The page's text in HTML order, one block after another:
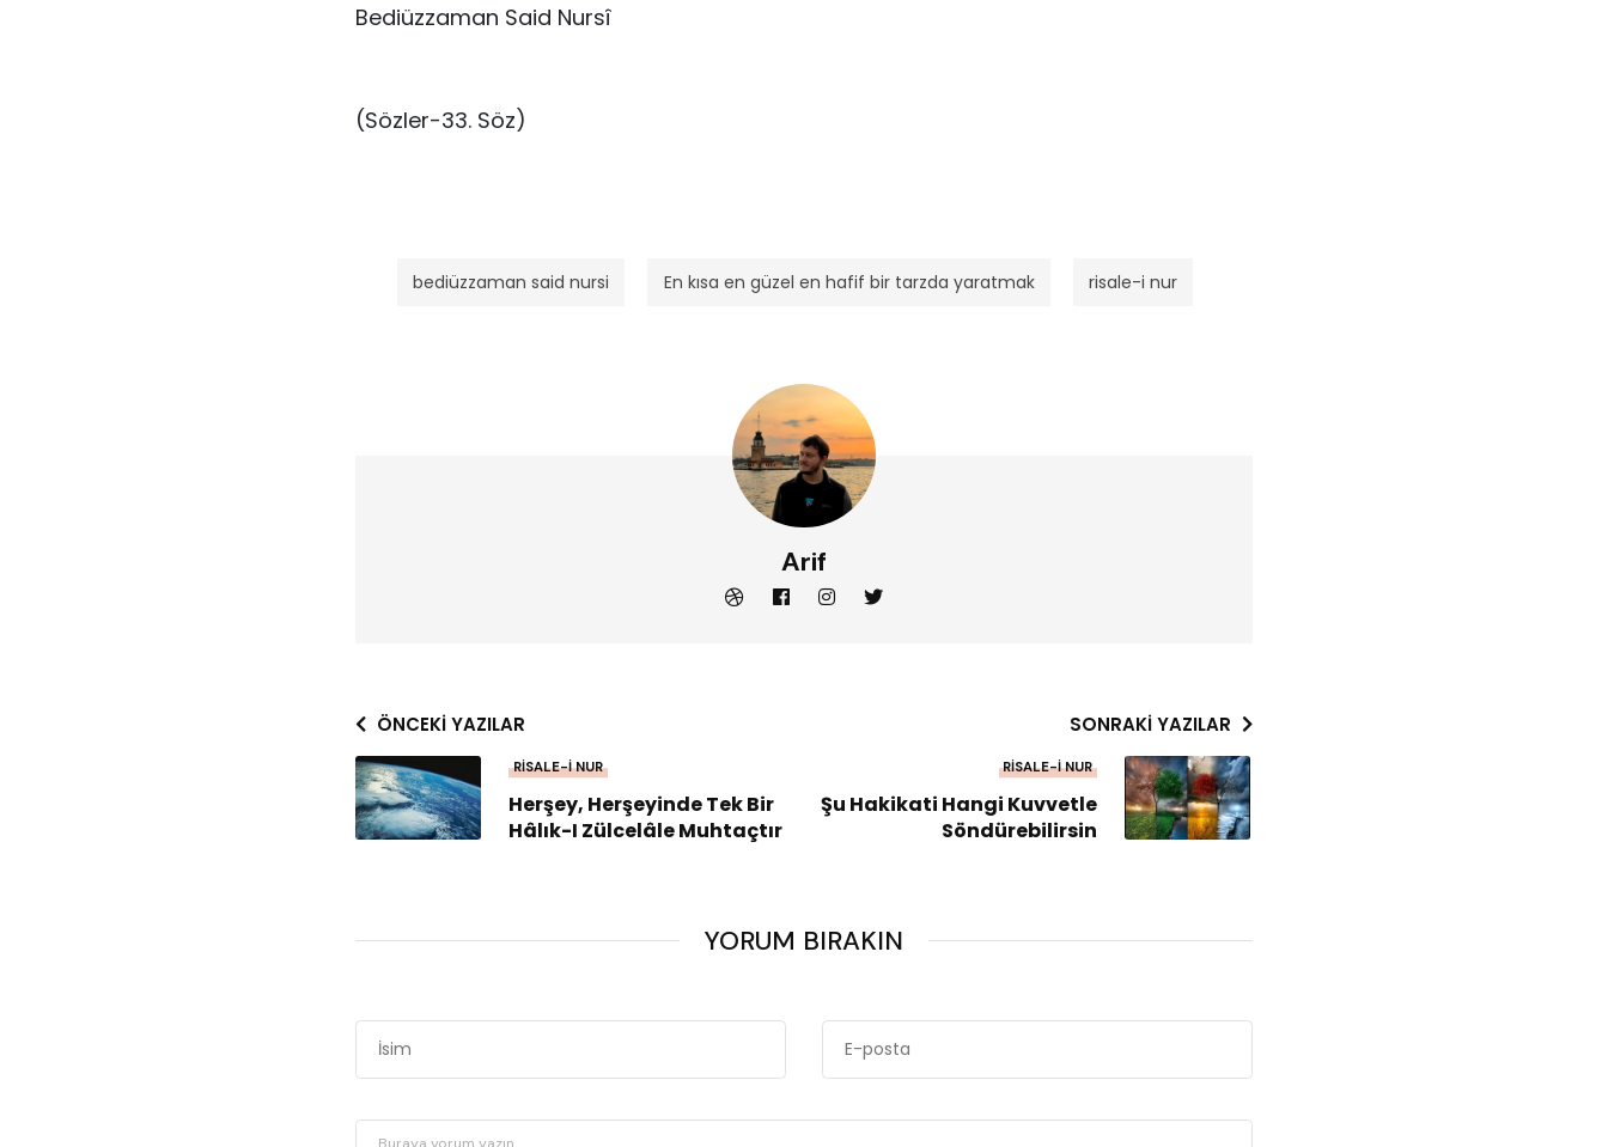
Bediüzzaman Said Nursî
(Sözler-33. Söz)
bediüzzaman said nursi En kısa en güzel en hafif bir tarzda yaratmak risale-i nur
Arif
ÖNCEKI YAZILAR
RISALE-I NUR
Herşey, Herşeyinde Tek Bir
Hâlık-I Zülcelâle Muhtaçtır
SONRAKI YAZILAR
RISALE-I NUR
Şu Hakikati Hangi Kuvvetle
Söndürebilirsin
YORUM BIRAKIN